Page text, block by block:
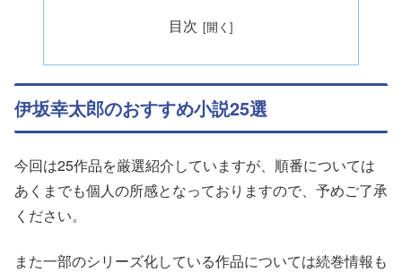
目次
伊坂幸太郎のおすすめ小説25選
今回は25作品を厳選紹介していますが、順番については
あくまでも個人の所感となっておりますので、予めご了承
ください。
また一部のシリーズ化している作品については続巻情報も